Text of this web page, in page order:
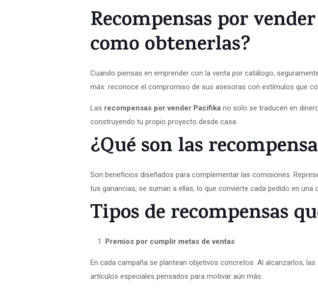
Recompensas por
como obtenerlas?
Cuando piensas en emprender con la venta por catálogo,
más: reconoce el compromiso de sus asesoras con estímulos que
Las recompensas por vender Pacifika no solo se traducen en
construyendo tu propio proyecto desde casa.
¿Qué son las
Son beneficios diseñados para complementar las comisiones.
tus ganancias, se suman a ellas, lo que convierte cada pedido en
Tipos de recompensas
Premios por cumplir metas de ventas
En cada campaña se plantean objetivos concretos. Al alcanzarlos,
artículos especiales pensados para motivar aún más.